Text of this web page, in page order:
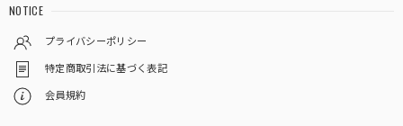
NOTICE
プライバシーポリシー
特定商取引法に基づく表記
会員規約